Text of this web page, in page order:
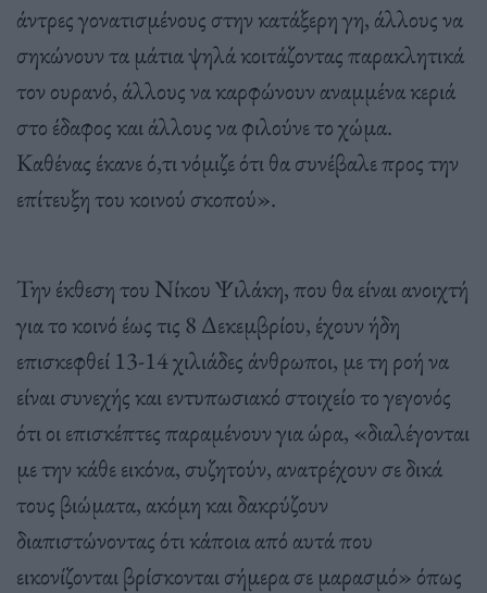
άντρες γονατισμένους στην κατάξερη γη, άλλους να
σηκώνουν τα μάτια ψηλά κοιτάζοντας παρακλητικά
τον ουρανό, άλλους να καρφώνουν αναμμένα κεριά
στο έδαφος και άλλους να φιλούνε το χώμα.
Καθένας έκανε ό,τι νόμιζε ότι θα συνέβαλε προς την
επίτευξη του κοινού σκοπού».
Την έκθεση του Νίκου Ψιλάκη, που θα είναι ανοιχτή
για το κοινό έως τις 8 Δεκεμβρίου, έχουν ήδη
επισκεφθεί 13-14 χιλιάδες άνθρωποι, με τη ροή να
είναι συνεχής και εντυπωσιακό στοιχείο το γεγονός
ότι οι επισκέπτες παραμένουν για ώρα, «διαλέγονται
με την κάθε εικόνα, συζητούν, ανατρέχουν σε δικά
τους βιώματα, ακόμη και δακρύζουν
διαπιστώνοντας ότι κάποια από αυτά που
εικονίζονται βρίσκονται σήμερα σε μαρασμό» όπως